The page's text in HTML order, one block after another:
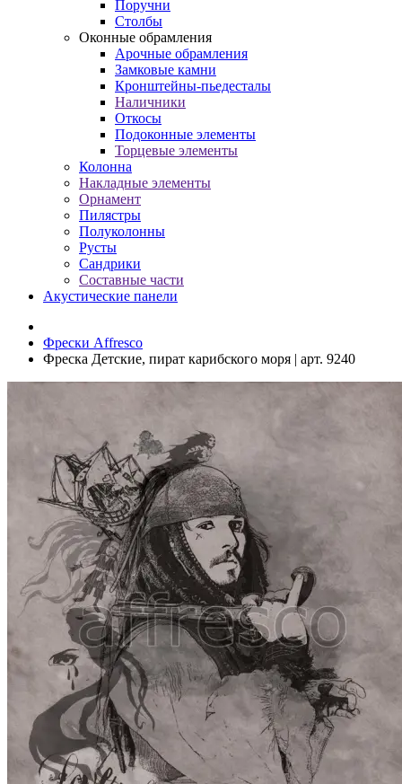
Поручни
Столбы
Оконные обрамления
Арочные обрамления
Замковые камни
Кронштейны-пьедесталы
Наличники
Откосы
Подоконные элементы
Торцевые элементы
Колонна
Накладные элементы
Орнамент
Пилястры
Полуколонны
Русты
Сандрики
Составные части
Акустические панели
Фрески Affresco
Фреска Детские, пират карибского моря | арт. 9240